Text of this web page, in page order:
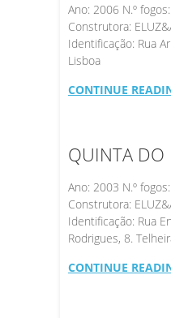
Ano: 2006 N.º
Construtora:
Identificação: Rua
Lisboa
CONTINUE
QUINTA DO
Ano: 2003 N.º
Construtora:
Identificação: Rua
Rodrigues, 8.
CONTINUE